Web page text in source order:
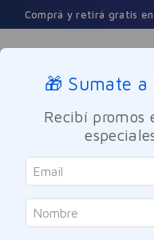
Comprá y retirá gratis
Buscar
🎁 Sumate a
Recibí promos